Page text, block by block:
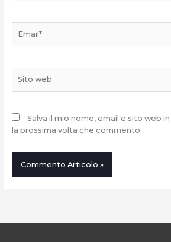
web
Salva il mio nome, email e sito web
la prossima volta che commento.